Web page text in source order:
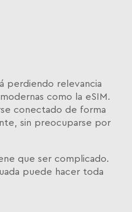
perdiendo relevancia
como la eSIM.
conectado de forma
sin preocuparse por
que ser complicado.
puede hacer toda